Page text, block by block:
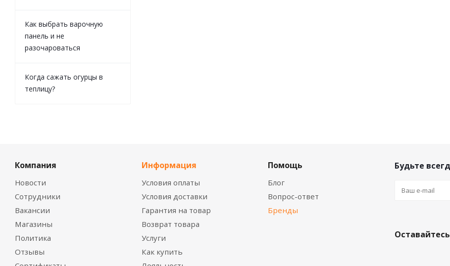
Как выбрать варочную
панель и не
разочароваться
Когда сажать огурцы в
теплицу?
Компания
Новости
Сотрудники
Вакансии
Магазины
Политика
Отзывы
Информация
Условия оплаты
Условия доставки
Гарантия на товар
Возврат товара
Услуги
Как купить
Помощь
Блог
Вопрос-ответ
Бренды
Будьте